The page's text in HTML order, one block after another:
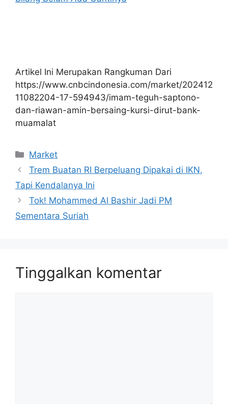
Artikel Ini Merupakan Rangkuman Dari
https://www.cnbcindonesia.com/market/202412
11082204-17-594943/imam-teguh-saptono-
dan-riawan-amin-bersaing-kursi-dirut-bank-
muamalat
Kategori
Market
Trem Buatan RI Berpeluang Dipakai di IKN,
Tapi Kendalanya Ini
Tok! Mohammed Al Bashir Jadi PM
Sementara Suriah
Tinggalkan komentar